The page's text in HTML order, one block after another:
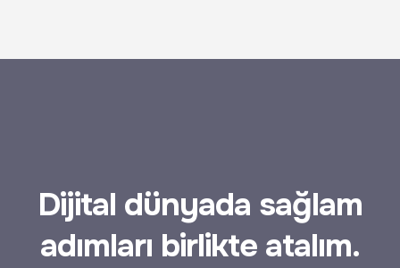
Dijital dünyada sağlam
adımları birlikte atalım.